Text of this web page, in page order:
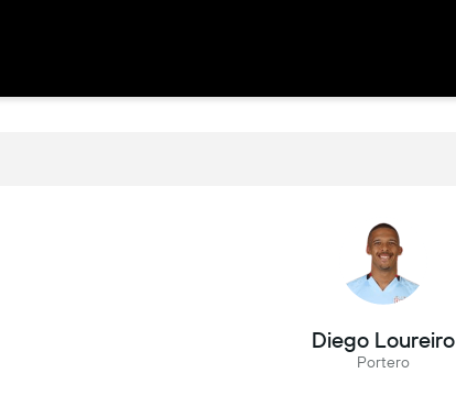
Diego Loureiro
Portero